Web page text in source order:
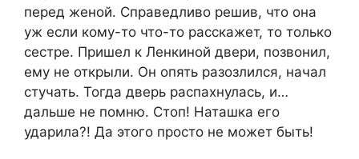
перед женой. Справедливо решив, что она
уж если кому-то что-то расскажет, то только
сестре. Пришел к Ленкиной двери, позвонил,
ему не открыли. Он опять разозлился, начал
стучать. Тогда дверь распахнулась, и…
дальше не помню. Стоп! Наташка его
ударила?! Да этого просто не может быть!